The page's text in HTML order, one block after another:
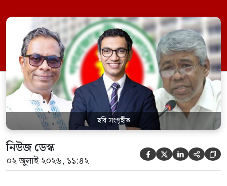
কল্যাণমন্ত্রী এবং সদস্য সচিব থাকবেন স্বাস্থ্য ও
পরিবার কল্যাণ মন্ত্রণালয়ের সচিব। একই সঙ্গে
স্বাস্থ্য প্রতিমন্ত্রী, বাংলাদেশ বিনিয়োগ উন্নয়ন
কর্তৃপক্ষ (বিডা)-এর নির্বাহী চেয়ারম্যান এবং
জাতীয় […]
ছবি সংগৃহীত
নিউজ ডেস্ক
০২ জুলাই ২০২৬, ১১:৪২     